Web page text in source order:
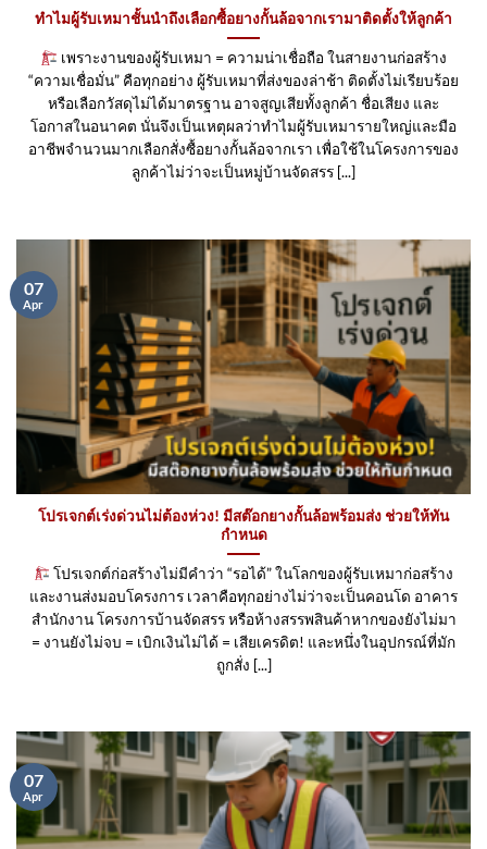
ทำไมผู้รับเหมาชั้นนำถึงเลือกซื้อยางกั้นล้อจากเรามาติดตั้งให้ลูกค้า
เพราะงานของผู้รับเหมา = ความน่าเชื่อถือ ในสายงานก่อสร้าง
“ความเชื่อมั่น” คือทุกอย่าง ผู้รับเหมาที่ส่งของล่าช้า ติดตั้งไม่เรียบร้อย
หรือเลือกวัสดุไม่ได้มาตรฐาน อาจสูญเสียทั้งลูกค้า ชื่อเสียง และ
โอกาสในอนาคต นั่นจึงเป็นเหตุผลว่าทำไมผู้รับเหมารายใหญ่และมือ
อาชีพจำนวนมากเลือกสั่งซื้อยางกั้นล้อจากเรา เพื่อใช้ในโครงการของ
ลูกค้าไม่ว่าจะเป็นหมู่บ้านจัดสรร [...]
โปรเจกต์เร่งด่วนไม่ต้องห่วง! มีสต๊อกยางกั้นล้อพร้อมส่ง ช่วยให้ทัน
กำหนด
โปรเจกต์ก่อสร้างไม่มีคำว่า “รอได้” ในโลกของผู้รับเหมาก่อสร้าง
และงานส่งมอบโครงการ เวลาคือทุกอย่างไม่ว่าจะเป็นคอนโด อาคาร
สำนักงาน โครงการบ้านจัดสรร หรือห้างสรรพสินค้าหากของยังไม่มา
= งานยังไม่จบ = เบิกเงินไม่ได้ = เสียเครดิต! และหนึ่งในอุปกรณ์ที่มัก
ถูกสั่ง [...]
07
Apr
07
Apr